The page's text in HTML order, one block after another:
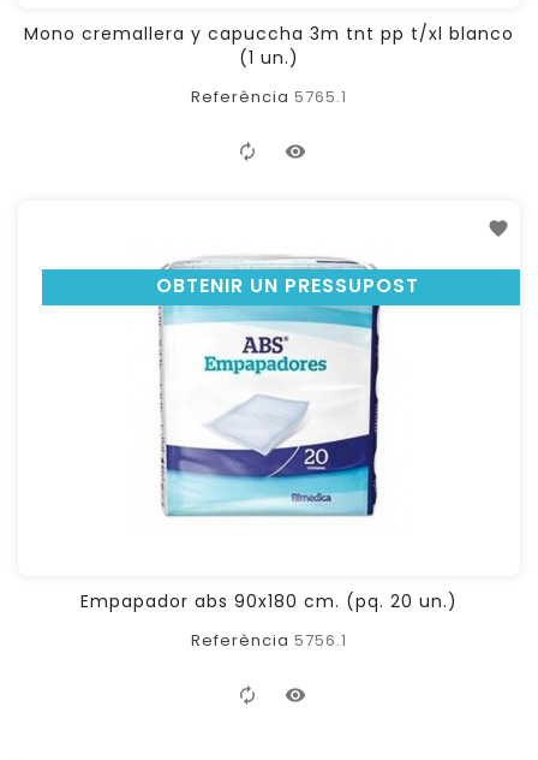
Mono cremallera y capuccha 3m tnt pp t/xl blanco
(1 un.)
Referència 5765.1
OBTENIR UN PRESSUPOST
Empapador abs 90x180 cm. (pq. 20 un.)
Referència 5756.1